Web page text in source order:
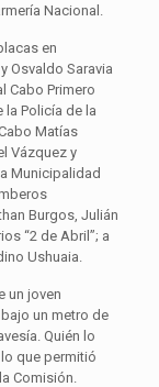
Nacional.
en
Osvaldo Saravia
Cabo Primero
la Policía de la
Matías
Vázquez y
Municipalidad
Burgos, Julián
“2 de Abril”; a
Ushuaia.
un joven
un metro de
Quién lo
que permitió
Comisión.